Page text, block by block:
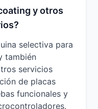
y otros
selectiva para
también
servicios
de placas
funcionales y